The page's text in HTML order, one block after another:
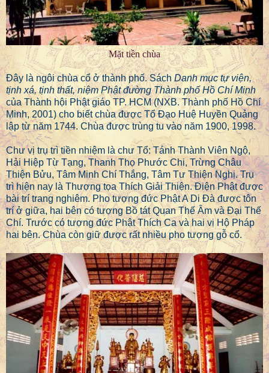
Mặt tiền chùa
Đây là ngôi chùa cổ ở thành phố. Sách Danh mục tự viện,
tịnh xá, tịnh thất, niệm Phật đường Thành phố Hồ Chí Minh
của Thành hội Phật giáo TP. HCM (NXB. Thành phố Hồ Chí
Minh, 2001) cho biết chùa được Tổ Đạo Huệ Huyền Quảng
lập từ năm 1744. Chùa được trùng tu vào năm 1900, 1998.
Chư vị trụ trì tiền nhiệm là chư Tổ: Tánh Thành Viên Ngộ,
Hải Hiệp Từ Tạng, Thanh Thọ Phước Chi, Trừng Châu
Thiện Bửu, Tâm Minh Chí Thắng, Tâm Tư Thiện Nghị. Trụ
trì hiện nay là Thượng tọa Thích Giải Thiện. Điện Phật được
bài trí trang nghiêm. Pho tượng đức Phật A Di Đà được tôn
trí ở giữa, hai bên có tượng Bồ tát Quan Thế Âm và Đại Thế
Chí. Trước có tượng đức Phật Thích Ca và hai vị Hộ Pháp
hai bên. Chùa còn giữ được rất nhiều pho tượng gỗ cổ.